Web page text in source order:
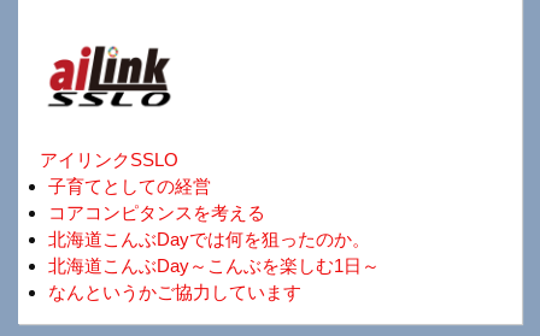
アイリンクSSLO
子育てとしての経営
コアコンピタンスを考える
北海道こんぶDayでは何を狙ったのか。
北海道こんぶDay～こんぶを楽しむ1日～
なんというかご協力しています